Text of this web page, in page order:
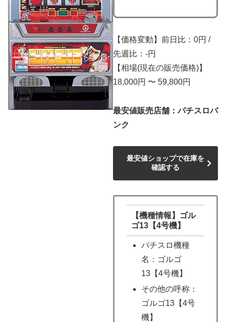
【価格変動】前日比：0円 /
先週比：-円
【相場(現在の販売価格)】
18,000円 〜 59,800円
最安値販売店舗：パチスロバ
ンク
最安値ショップで在庫を
確認する
【機種情報】ゴル
ゴ13【4号機】
パチスロ機種
名：ゴルゴ
13【4号機】
その他の呼称：
ゴルゴ13【4号
機】